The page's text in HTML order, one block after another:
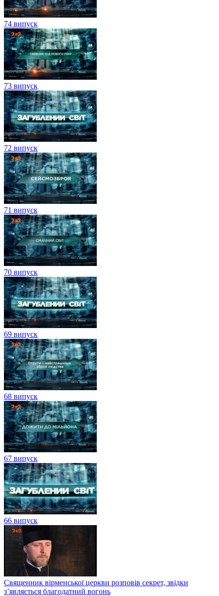
74 випуск
73 випуск
72 випуск
71 випуск
70 випуск
69 випуск
68 випуск
67 випуск
66 випуск
Священник вірменської церкви розповів секрет, звідки
з’являється благодатний вогонь